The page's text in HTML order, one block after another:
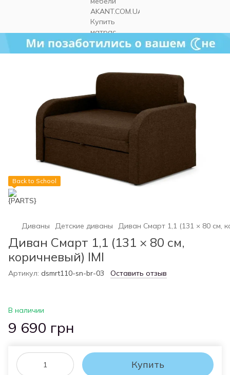
Back to School
Диваны Детские диваны Диван Смарт 1,1 (131 × 80 см,
Диван Смарт 1,1 (131 × 80 см,
коричневый) IMI
Артикул: dsmrt110-sn-br-03 Оставить отзыв
В наличии
9 690 грн
Купить